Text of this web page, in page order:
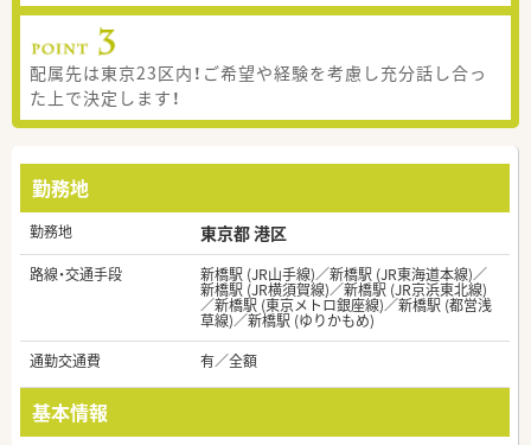
配属先は東京23区内！ご希望や経験を考慮し充分話し合っ
た上で決定します！
勤務地
勤務地 東京都 港区
路線・交通手段 新橋駅 (JR山手線)／新橋駅 (JR東海道本線)／
新橋駅 (JR横須賀線)／新橋駅 (JR京浜東北線)
／新橋駅 (東京メトロ銀座線)／新橋駅 (都営浅
草線)／新橋駅 (ゆりかもめ)
通勤交通費
有／全額
基本情報